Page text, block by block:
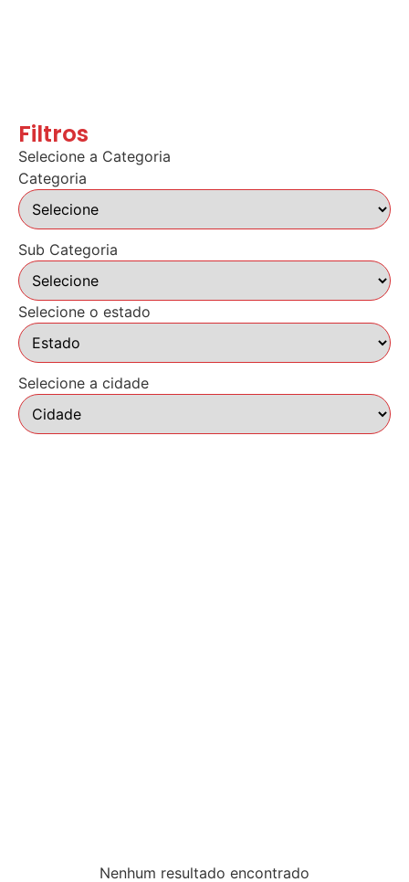
Filtros
Selecione a Categoria
Categoria
Sub Categoria
Selecione o estado
Selecione a cidade
Nenhum resultado encontrado